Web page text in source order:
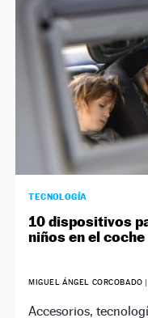
TECNOLOGÍA
10 dispositivos
niños en el coche
MIGUEL ÁNGEL CORCOBADO
Accesorios,